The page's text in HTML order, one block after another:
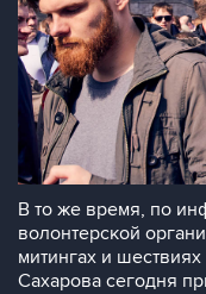
В то же время, по
волонтерской
митингах и
Сахарова сегодня